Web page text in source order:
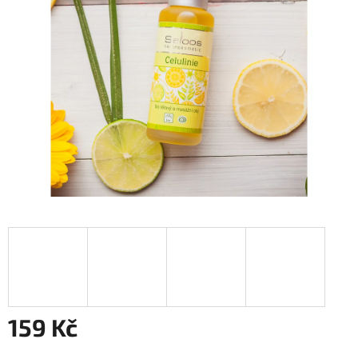
159 Kč